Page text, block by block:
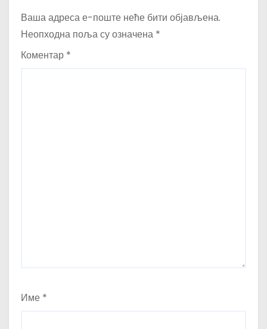
Ваша адреса е-поште неће бити објављена.
Неопходна поља су означена *
Коментар *
Име *